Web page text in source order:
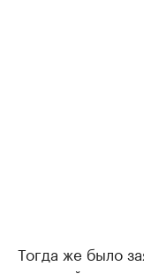
Тогда же было